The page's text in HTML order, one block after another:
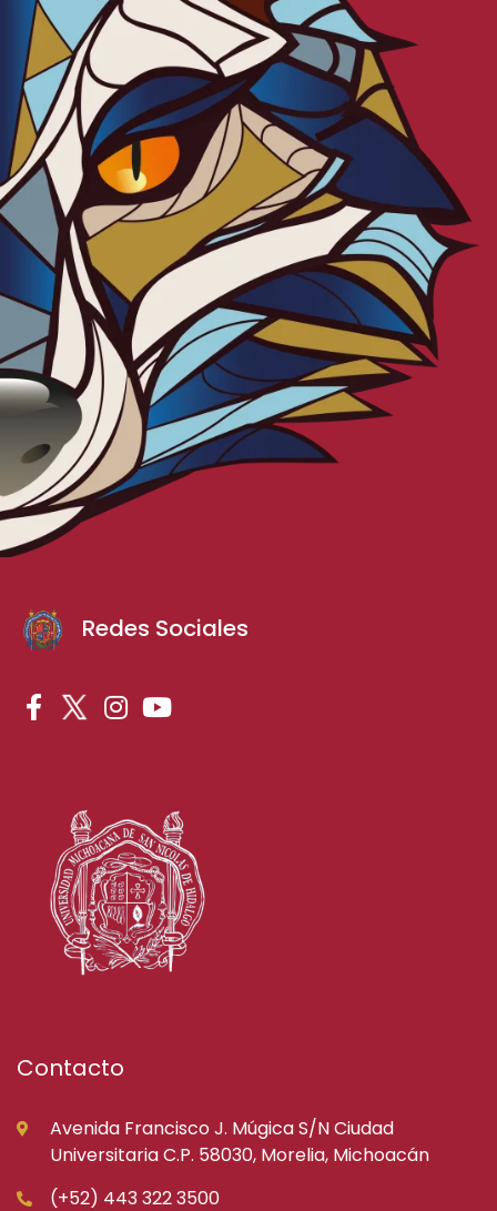
Redes Sociales
Contacto
Avenida Francisco J. Múgica S/N Ciudad
Universitaria C.P. 58030, Morelia, Michoacán
(+52) 443 322 3500